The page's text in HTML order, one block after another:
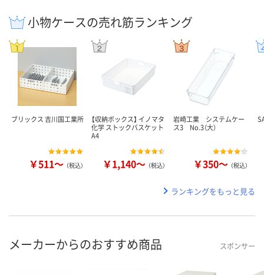
小物ケースの売れ筋ランキング
ブリックス 吉川国工業所
￥511～ （税込）
【収納ボックス】 イノマタ
化学 ストックバスケット
A4
￥1,140～ （税込）
岩崎工業 システムケー
ス3 No.3（大）
￥350～ （税込）
ランキングをもっと見る
メーカーからのおすすめ商品 スポンサー